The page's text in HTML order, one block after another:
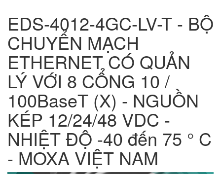
EDS-4012-4GC-LV-T - BỘ
CHUYỂN MẠCH
ETHERNET CÓ QUẢN
LÝ VỚI 8 CỔNG 10 /
100BaseT (X) - NGUỒN
KÉP 12/24/48 VDC -
NHIỆT ĐỘ -40 đến 75 ° C
- MOXA VIỆT NAM